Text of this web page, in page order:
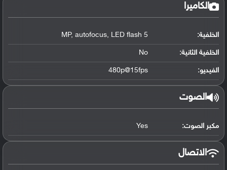
الكاميرا
الخلفية: 5 MP, autofocus, LED flash
الخلفية الثانية: No
الفيديو: 480p@15fps
الصوت
مكبر الصوت: Yes
الاتصال